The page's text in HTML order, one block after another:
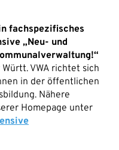
fachspezifisches
„Neu- und
VWA richtet sich
in der öffentlichen
Nähere
Homepage unter